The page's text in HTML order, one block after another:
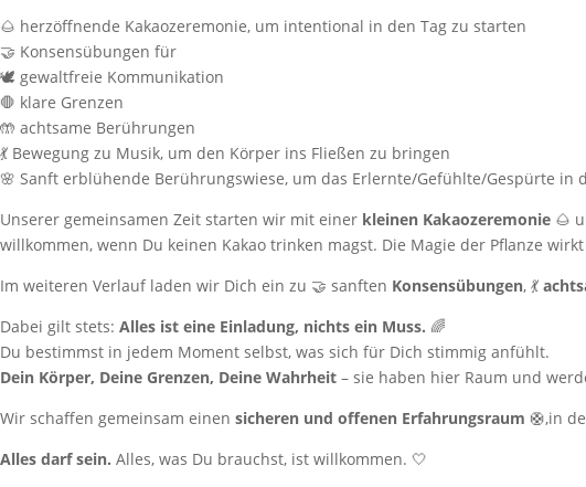
🌰 herzöffnende Kakaozeremonie, um intentional in den Tag zu starten
🤝⁠ Konsensübungen für
🕊️ gewaltfreie Kommunikation
🛑 klare Grenzen
🤲 achtsame Berührungen
💃⁠ Bewegung zu Musik, um den Körper ins Fließen zu bringen
🌸 Sanft erblühende Berührungswiese, um das Erlernte/Gefühlte/Gespürte in
Unserer gemeinsamen Zeit starten wir mit einer kleinen Kakaozeremonie 🌰
willkommen, wenn Du keinen Kakao trinken magst. Die Magie der Pflanze wirkt
Im weiteren Verlauf laden wir Dich ein zu 🤝 sanften Konsensübungen, 💃
Dabei gilt stets: Alles ist eine Einladung, nichts ein Muss. 🌈
Du bestimmst in jedem Moment selbst, was sich für Dich stimmig anfühlt.
Dein Körper, Deine Grenzen, Deine Wahrheit – sie haben hier Raum und
Wir schaffen gemeinsam einen sicheren und offenen Erfahrungsraum 🛟,in
Alles darf sein. Alles, was Du brauchst, ist willkommen. 🤍